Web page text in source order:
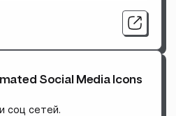
Social Media Icons
соц сетей.